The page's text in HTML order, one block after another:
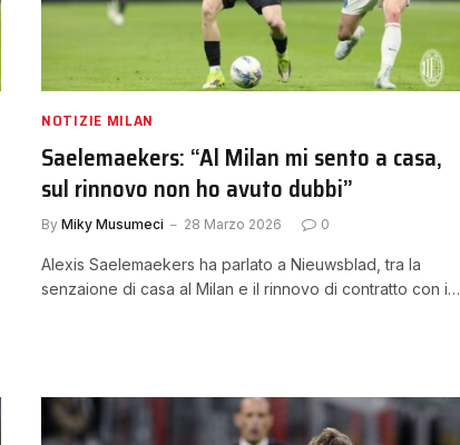
NOTIZIE MILAN
Saelemaekers: “Al Milan mi sento a casa,
sul rinnovo non ho avuto dubbi”
By Miky Musumeci 28 Marzo 2026 0
Alexis Saelemaekers ha parlato a Nieuwsblad, tra la
senzaione di casa al Milan e il rinnovo di contratto con i…